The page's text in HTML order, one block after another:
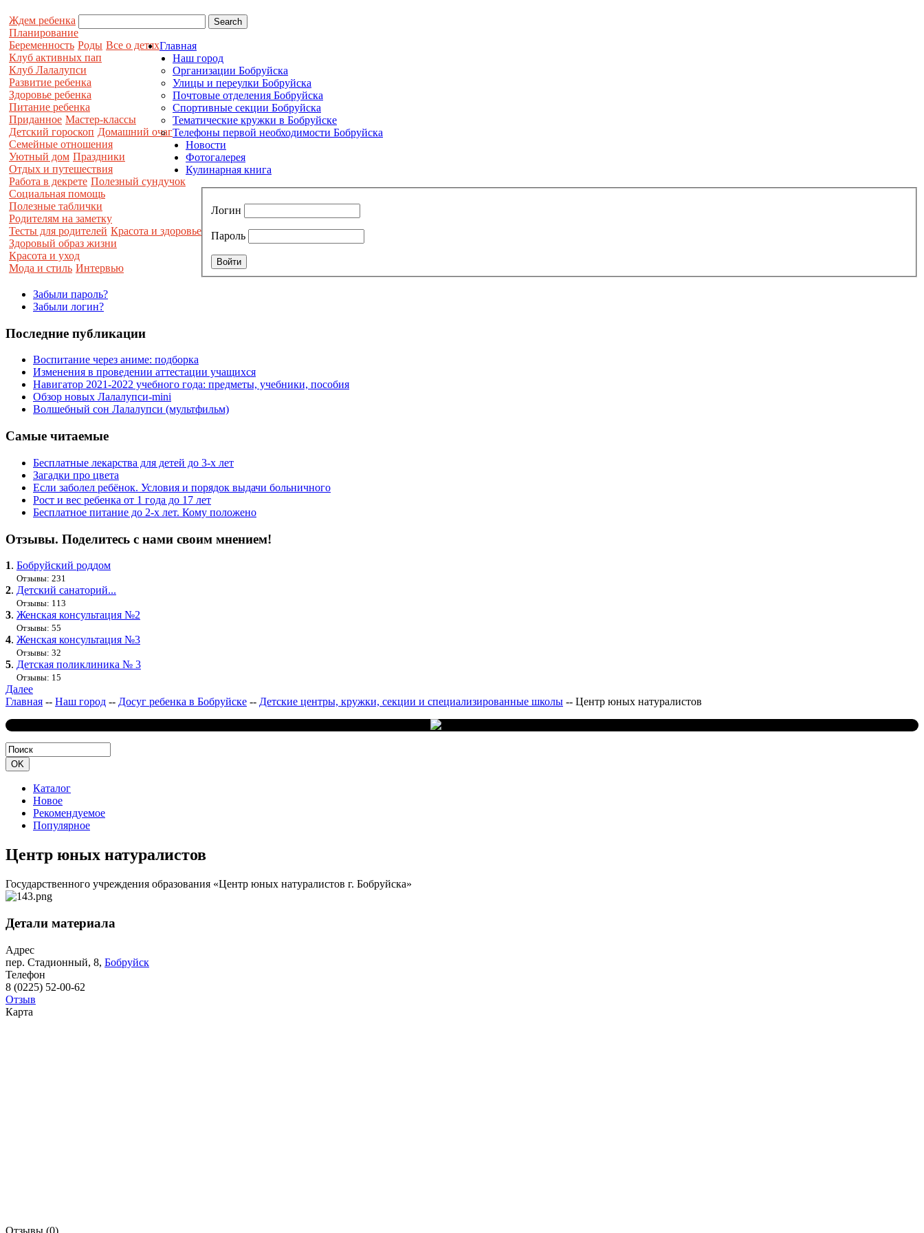
Ждем ребенка
Планирование
Беременность Роды Все о детях
Клуб активных пап
Клуб Лалалупси
Развитие ребенка
Здоровье ребенка
Питание ребенка
Приданное Мастер-классы
Детский гороскоп Домашний очаг
Семейные отношения
Уютный дом Праздники
Отдых и путешествия
Работа в декрете Полезный сундучок
Социальная помощь
Полезные таблички
Родителям на заметку
Тесты для родителей Красота и здоровье
Здоровый образ жизни
Красота и уход
Мода и стиль Интервью
Главная
Наш город
Организации Бобруйска
Улицы и переулки Бобруйска
Почтовые отделения Бобруйска
Спортивные секции Бобруйска
Тематические кружки в Бобруйске
Телефоны первой необходимости Бобруйска
Новости
Фотогалерея
Кулинарная книга
Логин
Пароль
Забыли пароль?
Забыли логин?
Последние публикации
Воспитание через аниме: подборка
Изменения в проведении аттестации учащихся
Навигатор 2021-2022 учебного года: предметы, учебники, пособия
Обзор новых Лалалупси-mini
Волшебный сон Лалалупси (мультфильм)
Самые читаемые
Бесплатные лекарства для детей до 3-х лет
Загадки про цвета
Если заболел ребёнок. Условия и порядок выдачи больничного
Рост и вес ребенка от 1 года до 17 лет
Бесплатное питание до 2-х лет. Кому положено
Отзывы. Поделитесь с нами своим мнением!
1. Бобруйский роддом
Отзывы: 231
2. Детский санаторий...
Отзывы: 113
3. Женская консультация №2
Отзывы: 55
4. Женская консультация №3
Отзывы: 32
5. Детская поликлиника № 3
Отзывы: 15
Далее
Главная -- Наш город -- Досуг ребенка в Бобруйске -- Детские центры, кружки, секции и специализированные школы -- Центр юных натуралистов
Каталог
Новое
Рекомендуемое
Популярное
Центр юных натуралистов
Государственного учреждения образования «Центр юных натуралистов г. Бобруйска»
Детали материала
Адрес
пер. Стадионный, 8, Бобруйск
Телефон
8 (0225) 52-00-62
Отзыв
Карта
Отзывы (0)